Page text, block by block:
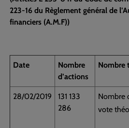
223-16 du Règlement général de
financiers (A.M.F))
Date
Nombre
d’actions
Nombre
28/02/2019
131 133
286
Nombre
vote